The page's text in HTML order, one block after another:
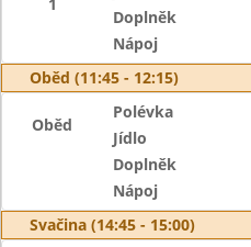
Doplněk
Nápoj
Oběd (11:45 - 12:15)
Oběd
Polévka
Jídlo
Doplněk
Nápoj
Svačina (14:45 - 15:00)